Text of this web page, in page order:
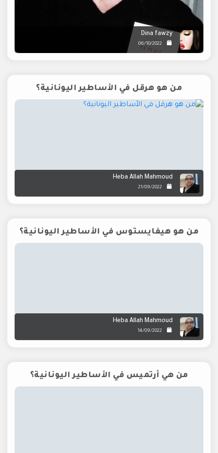
Dina fawzy
06/10/2022
من هو هرقل في الأساطير اليونانية؟
Heba Allah Mahmoud
21/09/2022
من هو هيفايستوس في الأساطير اليونانية؟
Heba Allah Mahmoud
14/09/2022
من هي أرتميس في الأساطير اليونانية؟